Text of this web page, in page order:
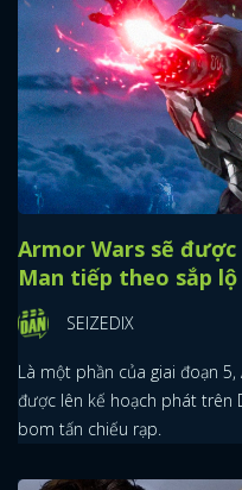
Armor Wars sẽ
Man tiếp theo sắp lộ
SEIZEDIX
Là một phần của giai đoạn
được lên kế hoạch phát trên
bom tấn chiếu rạp.